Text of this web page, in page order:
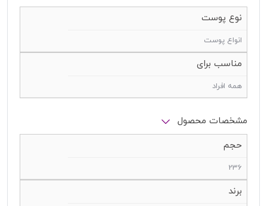
نوع پوست
انواع پوست
مناسب برای
همه افراد
مشخصات محصول
حجم
236
برند